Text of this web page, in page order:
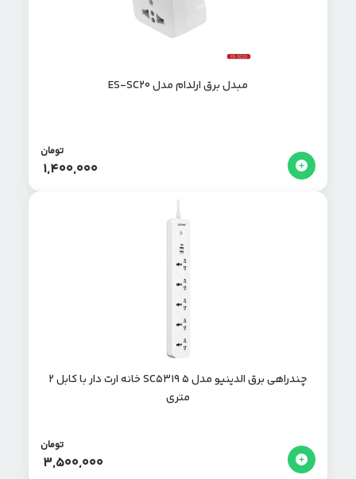
مبدل برق ارلدام مدل ES-SC20
1,400,000
تومان
چندراهی برق الدینیو مدل SC5319 ۵ خانه ارت دار با کابل ۲
متری
3,500,000
تومان